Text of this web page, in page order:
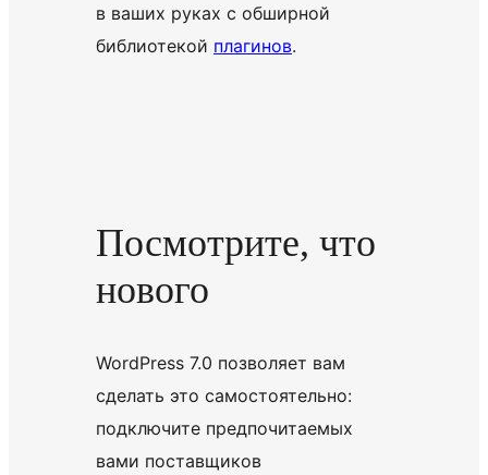
в ваших руках с обширной
библиотекой плагинов.
Посмотрите, что
нового
WordPress 7.0 позволяет вам
сделать это самостоятельно:
подключите предпочитаемых
вами поставщиков